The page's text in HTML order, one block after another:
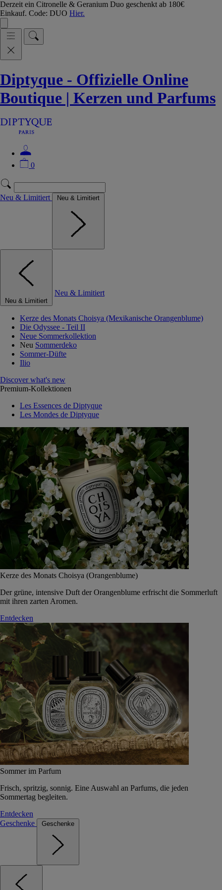
Derzeit ein Citronelle & Geranium Duo geschenkt ab 180€
Einkauf. Code: DUO Hier.
Diptyque - Offizielle Online
Boutique | Kerzen und Parfums
0
Neu & Limitiert Neu & Limitiert
Neu & Limitiert
Neu & Limitiert
Kerze des Monats Choisya (Mexikanische Orangenblume)
Die Odyssee - Teil II
Neue Sommerkollektion
Neu Sommerdeko
Sommer-Düfte
Ilio
Discover what's new
Premium-Kollektionen
Les Essences de Diptyque
Les Mondes de Diptyque
Kerze des Monats Choisya (Orangenblume)
Der grüne, intensive Duft der Orangenblume erfrischt die Sommerluft
mit ihren zarten Aromen.
Entdecken
Sommer im Parfum
Frisch, spritzig, sonnig. Eine Auswahl an Parfums, die jeden
Sommertag begleiten.
Entdecken
Geschenke
Geschenke